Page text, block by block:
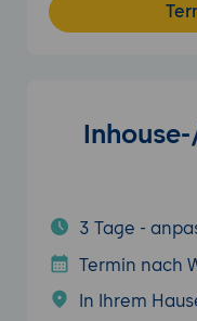
3 Tage -
Termin nach
In Ihrem